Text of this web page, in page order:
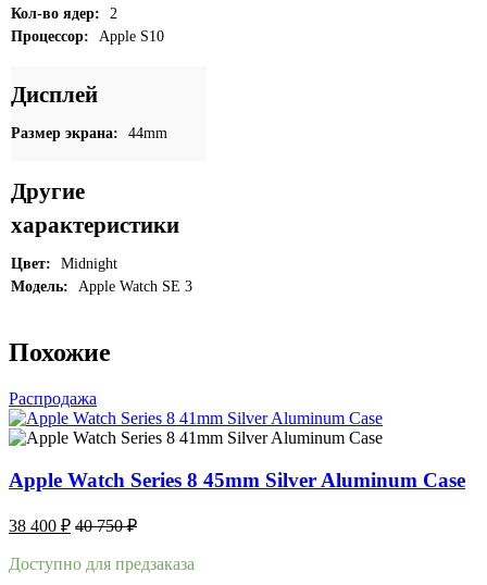
Кол-во ядер:
2
Процессор:
Apple S10
Дисплей
Размер экрана: 44mm
Другие
характеристики
Цвет:
Midnight
Модель:
Apple Watch SE 3
Похожие
Распродажа
Apple Watch Series 8 45mm Silver Aluminum Case
38 400 ₽ 40 750₽
Доступно для предзаказа